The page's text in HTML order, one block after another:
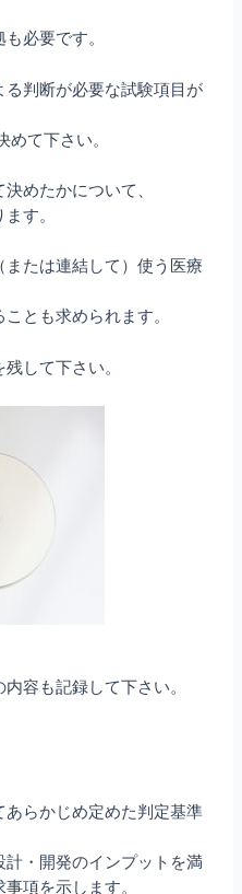
必要です。
判断が必要な試験項目が
て下さい。
めたかについて、
す。
たは連結して）使う医療
とも求められます。
して下さい。
容も記録して下さい。
らかじめ定めた判定基準
・開発のインプットを満
項を示します。